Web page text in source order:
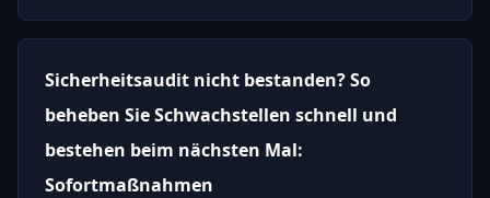
Sicherheitsaudit nicht bestanden? So
beheben Sie Schwachstellen schnell und
bestehen beim nächsten Mal:
Sofortmaßnahmen